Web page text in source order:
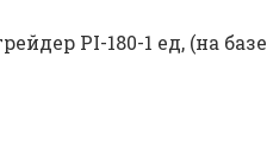
PI-180-1 ед, (на базе